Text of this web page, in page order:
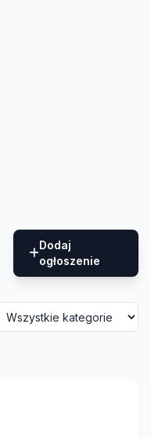
Dodaj
ogłoszenie